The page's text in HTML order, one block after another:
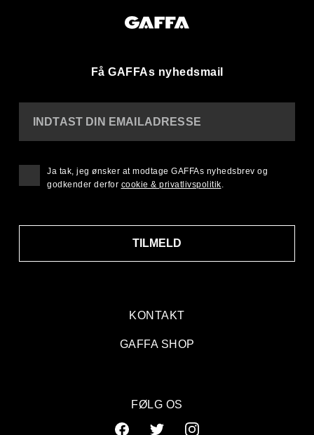
Få GAFFAs nyhedsmail
KONTAKT
GAFFA SHOP
INDTAST DIN EMAILADRESSE
TILMELD
Ja tak, jeg ønsker at modtage GAFFAs nyhedsbrev og
godkender derfor cookie & privatlivspolitik.
FØLG OS